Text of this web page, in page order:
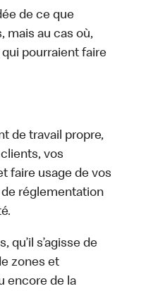
de ce que
mais au cas où,
pourraient faire
de travail propre,
vos
faire usage de vos
réglementation
qu’il s’agisse de
zones et
encore de la